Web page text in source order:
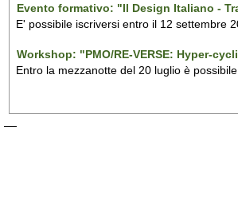
Evento formativo: "Il Design Italiano -
E' possibile iscriversi entro il 12 settembre
Workshop: "PMO/RE-VERSE: Hyper-
Entro la mezzanotte del 20 luglio è